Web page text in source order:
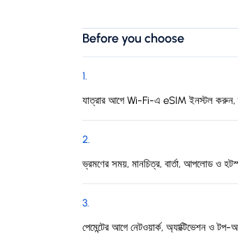
Before you choose
1.
যাত্রার আগে Wi-Fi-এ eSIM ইনস্টল করুন,
2.
ভ্রমণের সময়, মানচিত্র, বার্তা, আপলোড ও
3.
পেমেন্টের আগে নেটওয়ার্ক, অ্যাক্টিভেশন ও